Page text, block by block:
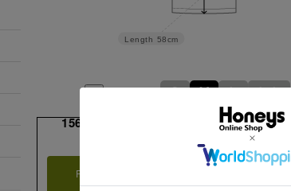
Length 58cm
Ｓ Ｍ Ｌ ＬＬ
156cm 50kgRecommended
Find out more on your body
type